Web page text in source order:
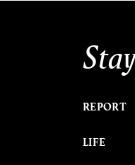
REPORT
LIFE